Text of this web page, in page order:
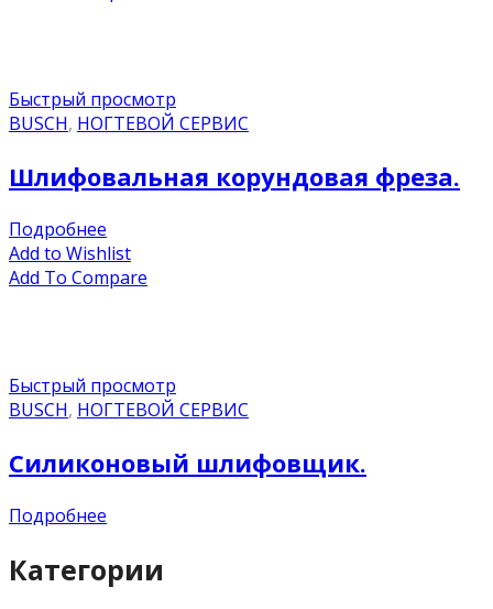
Быстрый просмотр
BUSCH, НОГТЕВОЙ СЕРВИС
Шлифовальная корундовая фреза.
Подробнее
Add to Wishlist
Add To Compare
Быстрый просмотр
BUSCH, НОГТЕВОЙ СЕРВИС
Силиконовый шлифовщик.
Подробнее
Категории